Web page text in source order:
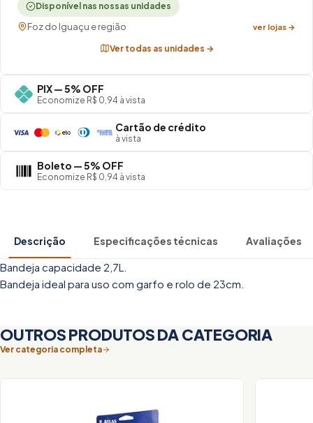
Disponível nas nossas unidades
Foz do Iguaçu e região ver lojas →
Ver todas as unidades →
PIX — 5% OFF
Economize R$ 0,94 à vista
Cartão de crédito
à vista
Boleto — 5% OFF
Economize R$ 0,94 à vista
Descrição Especificações técnicas Avaliações
Bandeja capacidade 2,7L.
Bandeja ideal para uso com garfo e rolo de 23cm.
OUTROS PRODUTOS DA CATEGORIA
Ver categoria completa